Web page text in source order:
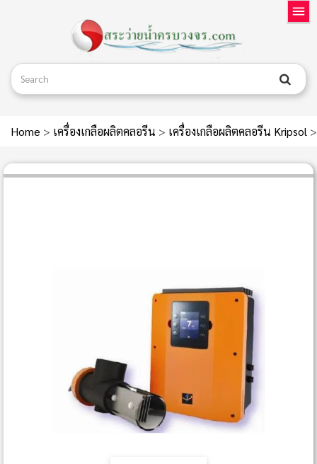
Home > เครื่องเกลือผลิตคลอรีน > เครื่องเกลือผลิตคลอรีน Kripsol >